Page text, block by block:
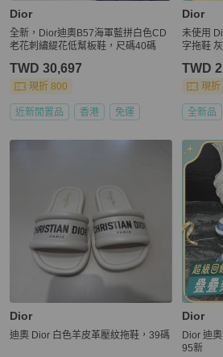
Dior
全新，Dior迪奧B57海軍藍拼白色CD
老花刺繡緹花低幫板鞋，尺碼40碼
TWD 30,697
現折 800
近新閒置品 香港 免運
Dior
未使用
字拖鞋
TWD
現折
全新品
Dior
迪奧 Dior 白色羊皮革壓紋拖鞋，39碼
Dior
Dior 迪
95新